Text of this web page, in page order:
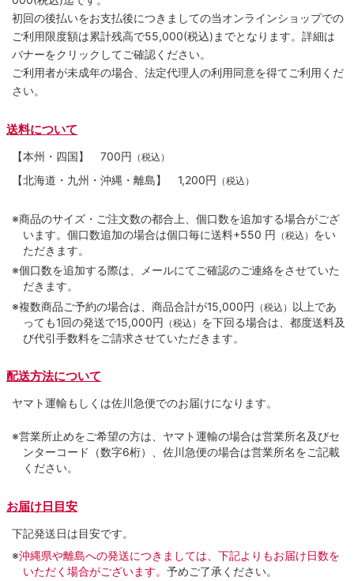
初回の後払いをお支払後につきましての当オンラインショップでの
ご利用限度額は累計残高で55,000(税込)までとなります。詳細は
バナーをクリックしてご確認ください。
ご利用者が未成年の場合、法定代理人の利用同意を得てご利用くだ
さい。
送料について
【本州・四国】 700円 （税込）
【北海道・九州・沖縄・離島】 1,200円 （税込）
※商品のサイズ・ご注文数の都合上、個口数を追加する場合がござ
います。個口数追加の場合は個口毎に送料+550 円 （税込） をい
ただきます。
※個口数を追加する際は、メールにてご確認のご連絡をさせていた
だきます。
※複数商品ご予約の場合は、商品合計が15,000円 （税込） 以上であ
っても1回の発送で15,000円 （税込） を下回る場合は、都度送料及
び代引手数料をご請求させていただきます。
配送方法について
ヤマト運輸もしくは佐川急便でのお届けになります。
※営業所止めをご希望の方は、ヤマト運輸の場合は営業所名及びセ
ンターコード（数字6桁）、佐川急便の場合は営業所名をご記載
ください。
お届け日目安
下記発送日は目安です。
※沖縄県や離島への発送につきましては、下記よりもお届け日数を
いただく場合がございます。 予めご了承ください。